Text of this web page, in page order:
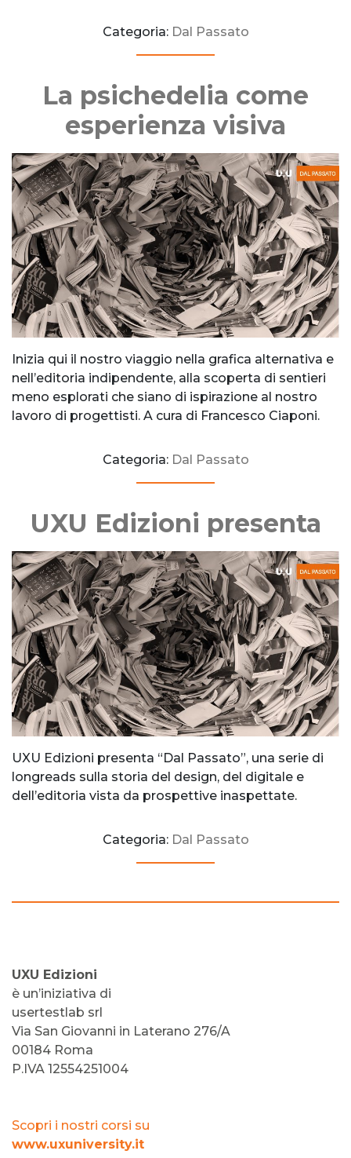
Categoria: Dal Passato
La psichedelia come
esperienza visiva
Inizia qui il nostro viaggio nella grafica alternativa e
nell’editoria indipendente, alla scoperta di sentieri
meno esplorati che siano di ispirazione al nostro
lavoro di progettisti. A cura di Francesco Ciaponi.
Categoria: Dal Passato
UXU Edizioni presenta
UXU Edizioni presenta “Dal Passato”, una serie di
longreads sulla storia del design, del digitale e
dell’editoria vista da prospettive inaspettate.
Categoria: Dal Passato
UXU Edizioni
è un’iniziativa di
usertestlab srl
Via San Giovanni in Laterano 276/A
00184 Roma
P.IVA 12554251004
Scopri i nostri corsi su
www.uxuniversity.it